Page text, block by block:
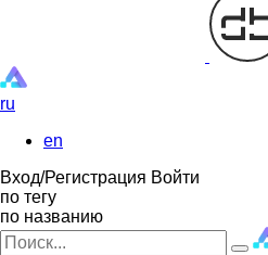
ru
en
Вход/Регистрация Войти
по тегу
по названию